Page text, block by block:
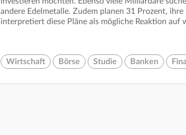
andere Edelmetalle. Zudem planen 31 Prozent,
interpretiert diese Pläne als mögliche Reaktion
Wirtschaft Börse Studie Banken